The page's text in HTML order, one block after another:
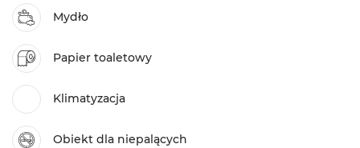
Mydło
Papier toaletowy
Klimatyzacja
Obiekt dla niepalących